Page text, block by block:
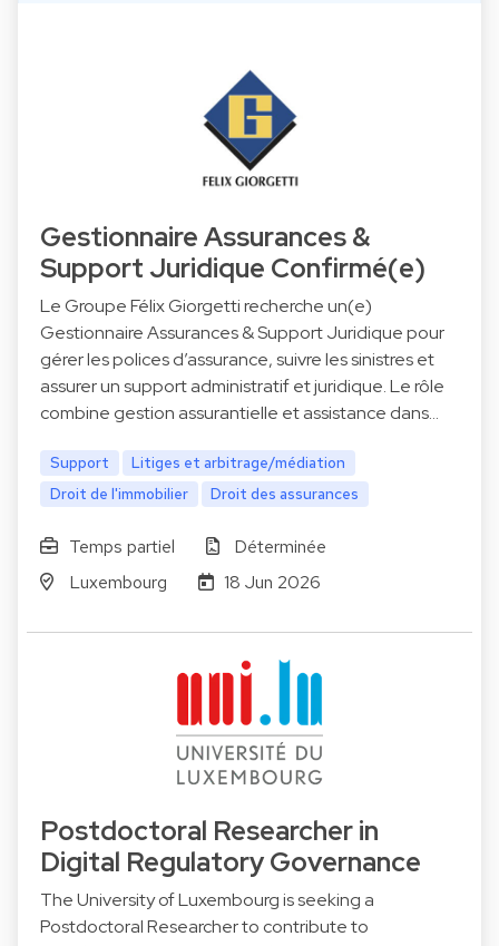
Gestionnaire Assurances &
Support Juridique Confirmé(e)
Le Groupe Félix Giorgetti recherche un(e)
Gestionnaire Assurances & Support Juridique pour
gérer les polices d’assurance, suivre les sinistres et
assurer un support administratif et juridique. Le rôle
combine gestion assurantielle et assistance dans…
Support
Litiges et arbitrage/médiation
Droit de l'immobilier
Droit des assurances
Temps partiel
Déterminée
Luxembourg
18 Jun 2026
Postdoctoral Researcher in
Digital Regulatory Governance
The University of Luxembourg is seeking a
Postdoctoral Researcher to contribute to